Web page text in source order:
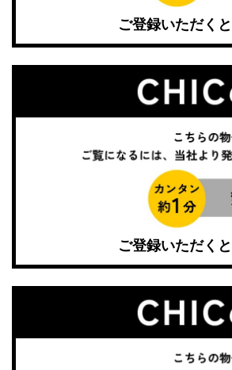
ご登録いただくと
ご登録いただくと